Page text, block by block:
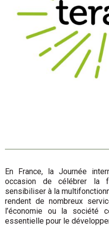
En France, la Journée
occasion de célébrer la
sensibiliser à la
rendent de nombreux
l’économie ou la société
essentielle pour le